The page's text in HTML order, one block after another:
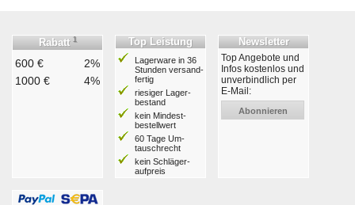
Rabatt 1
600 €
2%
1000 €
4%
Top Leistung
Lagerware in 36
Stunden ver­sand­
fertig
riesiger Lager­
bestand
kein Mindest­
bestell­wert
60 Tage Um­
tausch­recht
kein Schläger­
aufpreis
Newsletter
Top Angebote und
Infos kostenlos und
unverbindlich per
E-Mail:
Abonnieren